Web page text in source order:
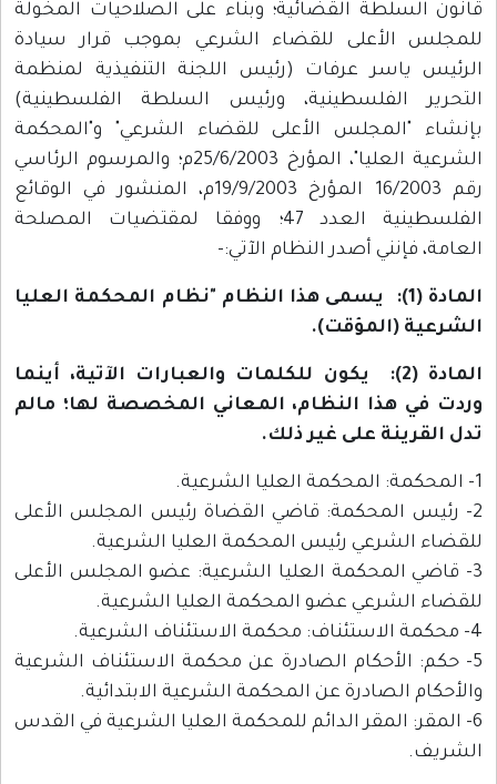
قانون السلطة القضائية؛ وبناء على الصلاحيات المخولة
للمجلس الأعلى للقضاء الشرعي بموجب قرار سيادة
الرئيس ياسر عرفات (رئيس اللجنة التنفيذية لمنظمة
التحرير الفلسطينية، ورئيس السلطة الفلسطينية)
بإنشاء "المجلس الأعلى للقضاء الشرعي" و"المحكمة
الشرعية العليا"، المؤرخ 25/6/2003م؛ والمرسوم الرئاسي
رقم 16/2003 المؤرخ 19/9/2003م، المنشور في الوقائع
الفلسطينية العدد 47؛ ووفقا لمقتضيات المصلحة
العامة، فإنني أصدر النظام الآتي:-
المادة (1): يسمى هذا النظام "نظام المحكمة العليا
الشرعية (المؤقت).
المادة (2): يكون للكلمات والعبارات الآتية، أينما
وردت في هذا النظام، المعاني المخصصة لها؛ مالم
تدل القرينة على غير ذلك.
1- المحكمة: المحكمة العليا الشرعية.
2- رئيس المحكمة: قاضي القضاة رئيس المجلس الأعلى
للقضاء الشرعي رئيس المحكمة العليا الشرعية.
3- قاضي المحكمة العليا الشرعية: عضو المجلس الأعلى
للقضاء الشرعي عضو المحكمة العليا الشرعية.
4- محكمة الاستئناف: محكمة الاستئناف الشرعية.
5- حكم: الأحكام الصادرة عن محكمة الاستئناف الشرعية
والأحكام الصادرة عن المحكمة الشرعية الابتدائية.
6- المقر: المقر الدائم للمحكمة العليا الشرعية في القدس
الشريف.